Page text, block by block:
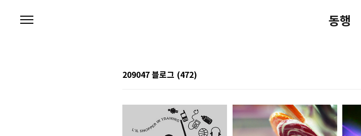
동행
209047 블로그 (472)